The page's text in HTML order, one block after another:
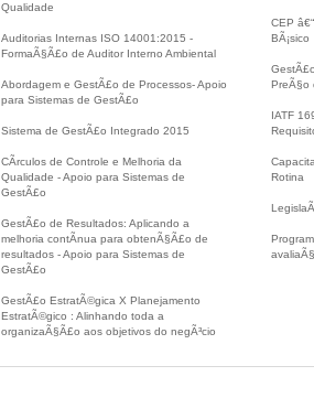
Qualidade
Auditorias Internas ISO 14001:2015 -
FormaÃ§Ã£o de Auditor Interno Ambiental
Abordagem e GestÃ£o de Processos- Apoio
para Sistemas de GestÃ£o
Sistema de GestÃ£o Integrado 2015
CÃ­rculos de Controle e Melhoria da
Qualidade - Apoio para Sistemas de
GestÃ£o
GestÃ£o de Resultados: Aplicando a
melhoria contÃ­nua para obtenÃ§Ã£o de
resultados - Apoio para Sistemas de
GestÃ£o
GestÃ£o EstratÃ©gica X Planejamento
EstratÃ©gico : Alinhando toda a
organizaÃ§Ã£o aos objetivos do negÃ³cio
CEP
BÃ¡sico
PreÃ§o
IATF
Rotina